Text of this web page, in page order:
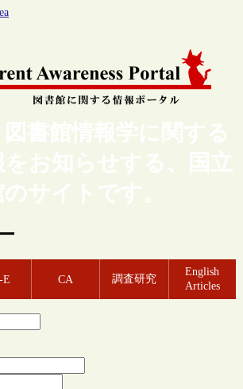
図書館情報学に関する
お知らせする、国立
サイトです。
E CA 調査研究
English
Articles